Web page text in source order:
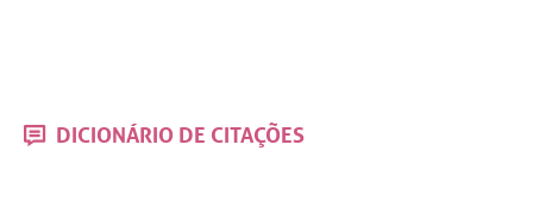
DICIONÁRIO DE CITAÇÕES